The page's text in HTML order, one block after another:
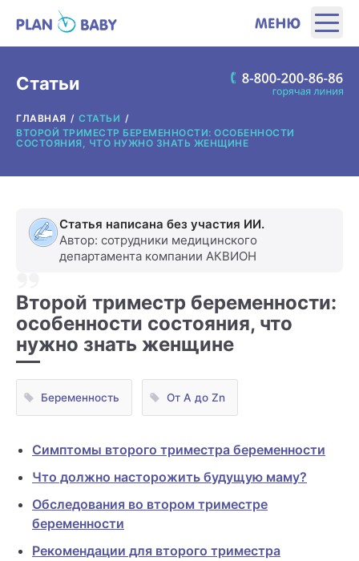
ПРОДУКТЫ
О ПРОИЗВОДИТЕЛЕ
ГДЕ КУПИТЬ?
Статьи
ГЛАВНАЯ
СТАТЬИ
ВТОРОЙ ТРИМЕСТР БЕРЕМЕННОСТИ: ОСОБЕННОСТИ
СОСТОЯНИЯ, ЧТО НУЖНО ЗНАТЬ ЖЕНЩИНЕ
Статья написана без участия ИИ.
Автор: сотрудники медицинского
департамента компании АКВИОН
Второй триместр беременности:
особенности состояния, что
нужно знать женщине
Беременность От А до Zn
Симптомы второго триместра беременности
Что должно насторожить будущую маму?
Обследования во втором триместре
беременности
Рекомендации для второго триместра